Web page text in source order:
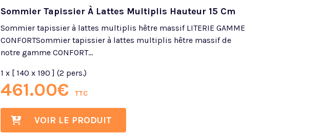
Sommier Tapissier À Lattes Multiplis Hauteur 15 Cm
Sommier tapissier à lattes multiplis hêtre massif LITERIE GAMME
CONFORTSommier tapissier à lattes multiplis hêtre massif de
notre gamme CONFORT...
1 x [ 140 x 190 ] (2 pers.)
461.00€ TTC
VOIR LE PRODUIT